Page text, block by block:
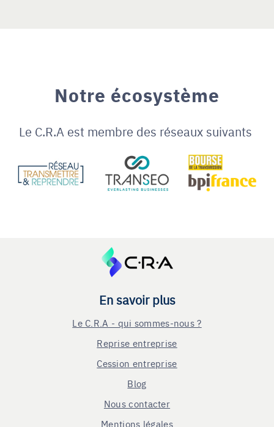
Notre écosystème
Le C.R.A est membre des réseaux suivants
En savoir plus
Le C.R.A - qui sommes-nous ?
Reprise entreprise
Cession entreprise
Blog
Nous contacter
Mentions légales